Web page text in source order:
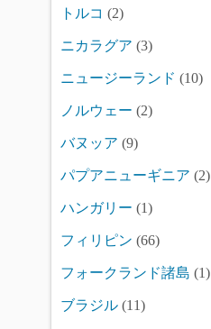
トルコ (2)
ニカラグア (3)
ニュージーランド (10)
ノルウェー (2)
バヌッア (9)
パプアニューギニア (2)
ハンガリー (1)
フィリピン (66)
フォークランド諸島 (1)
ブラジル (11)